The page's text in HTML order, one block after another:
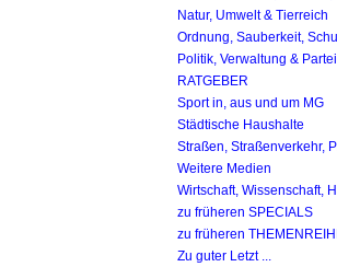
Natur, Umwelt & Tierreich
Ordnung, Sauberkeit,
Politik, Verwaltung &
RATGEBER
Sport in, aus und um MG
Städtische Haushalte
Straßen, Straßenverkehr,
Weitere Medien
Wirtschaft, Wissenschaft,
zu früheren SPECIALS
zu früheren
Zu guter Letzt ...